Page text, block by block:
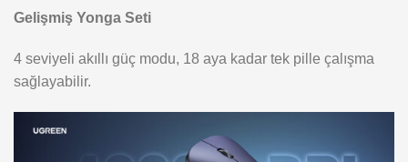
Gelişmiş Yonga Seti
4 seviyeli akıllı güç modu, 18 aya kadar tek pille çalışma
sağlayabilir.